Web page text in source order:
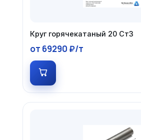
Круг горячекатаный 20 Ст3
от 69290 ₽/т